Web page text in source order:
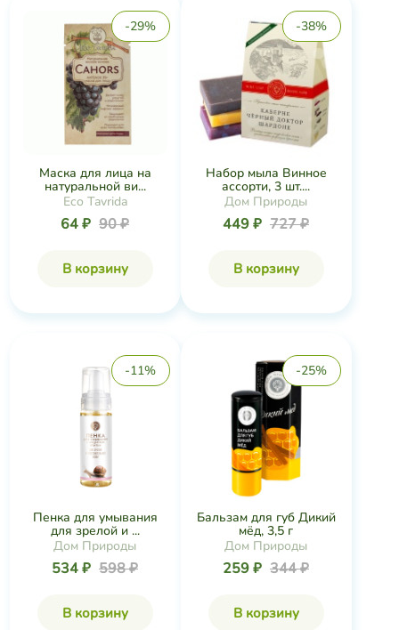
-29%
Маска для лица на
натуральной ви...
Eco Tavrida
64 ₽ 90 ₽
В корзину
-38%
Набор мыла Винное
ассорти, 3 шт....
Дом Природы
449 ₽ 727 ₽
В корзину
-11%
Пенка для умывания
для зрелой и ...
Дом Природы
534 ₽ 598 ₽
В корзину
-25%
Бальзам для губ Дикий
мёд, 3,5 г
Дом Природы
259 ₽ 344 ₽
В корзину